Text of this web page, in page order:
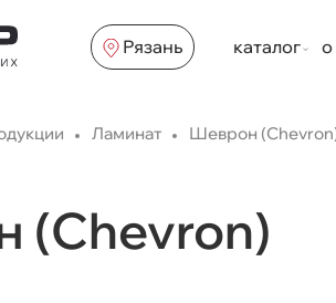
Рязань каталог о
Ламинат Шеврон
(Chevron)